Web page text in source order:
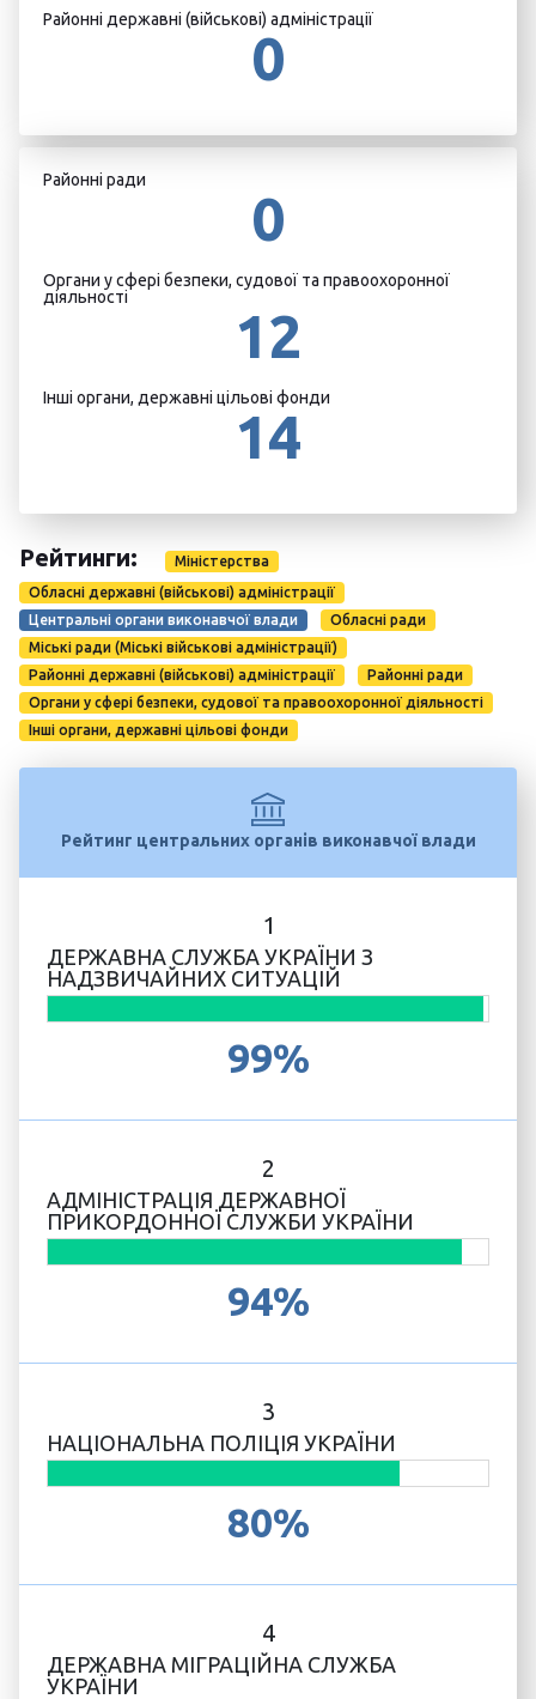
0
Районні державні (військові) адміністрації
0
Районні ради
12
Органи у сфері безпеки, судової та правоохоронної
діяльності
14
Інші органи, державні цільові фонди
Рейтинги:
Міністерства
Обласні державні (військові) адміністрації
Центральні органи виконавчої влади
Обласні ради
Міські ради (Міські військові адміністрації)
Районні державні (військові) адміністрації
Районні ради
Органи у сфері безпеки, судової та правоохоронної діяльності
Інші органи, державні цільові фонди
Рейтинг центральних органів виконавчої влади
1
ДЕРЖАВНА СЛУЖБА УКРАЇНИ З
НАДЗВИЧАЙНИХ СИТУАЦІЙ
99%
2
АДМІНІСТРАЦІЯ ДЕРЖАВНОЇ
ПРИКОРДОННОЇ СЛУЖБИ УКРАЇНИ
94%
3
НАЦІОНАЛЬНА ПОЛІЦІЯ УКРАЇНИ
80%
4
ДЕРЖАВНА МІГРАЦІЙНА СЛУЖБА
УКРАЇНИ